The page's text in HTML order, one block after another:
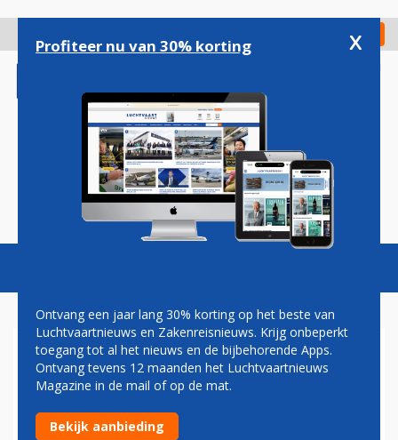
gaan
Check in
Magazine Podcasts Vacatures
CFM LEVERT EERSTE LEAP-
MOTOREN VOOR AIRBUS
A320NEO
Profiteer nu van 30% korting x
Ontvang een jaar lang 30% korting op het beste van
Luchtvaartnieuws en Zakenreisnieuws. Krijg onbeperkt
toegang tot al het nieuws en de bijbehorende Apps.
Ontvang tevens 12 maanden het Luchtvaartnieuws
Magazine in de mail of op de mat.
Bekijk aanbieding